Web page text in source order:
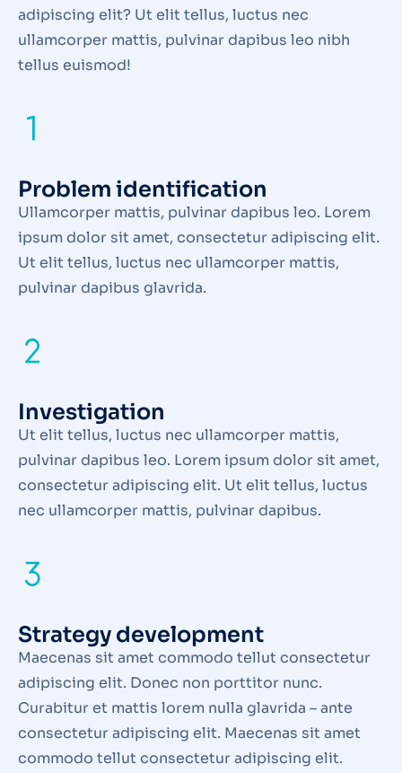
adipiscing elit? Ut elit tellus, luctus nec
ullamcorper mattis, pulvinar dapibus leo nibh
tellus euismod!
Problem identification
Ullamcorper mattis, pulvinar dapibus leo. Lorem
ipsum dolor sit amet, consectetur adipiscing elit.
Ut elit tellus, luctus nec ullamcorper mattis,
pulvinar dapibus glavrida.
Investigation
Ut elit tellus, luctus nec ullamcorper mattis,
pulvinar dapibus leo. Lorem ipsum dolor sit amet,
consectetur adipiscing elit. Ut elit tellus, luctus
nec ullamcorper mattis, pulvinar dapibus.
Strategy development
Maecenas sit amet commodo tellut consectetur
adipiscing elit. Donec non porttitor nunc.
Curabitur et mattis lorem nulla glavrida – ante
consectetur adipiscing elit. Maecenas sit amet
commodo tellut consectetur adipiscing elit.